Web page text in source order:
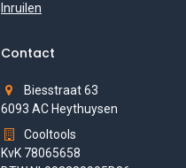
Inruilen
Contact
Biesstraat 63
6093 AC Heythuysen
Cooltools
KvK 78065658